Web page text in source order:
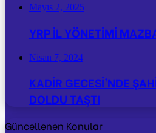
Mayıs 2, 2025
YRP İL YÖNETİMİ
Nisan 7, 2024
KADİR GECESİ’NDE
DOLDU TAŞTI
Güncellenen Konular